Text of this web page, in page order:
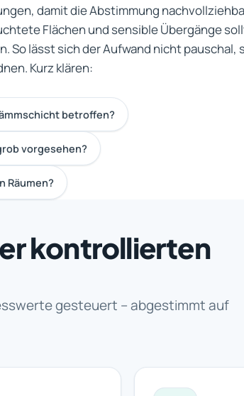
damit die Abstimmung
Flächen und sensible Übergänge
So lässt sich der Aufwand nicht pauschal,
Kurz klären:
betroffen?
vorgesehen?
Räumen?
kontrollierten
gesteuert – abgestimmt auf